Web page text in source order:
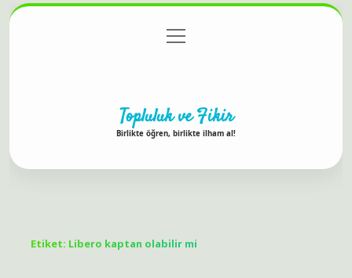
Gizlilik Politikası
menüyü
aç
Topluluk ve Fikir
Birlikte öğren, birlikte ilham al!
Etiket: Libero kaptan olabilir mi